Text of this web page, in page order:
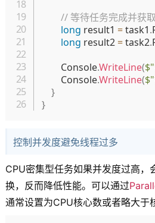
// 等待任务完成并获
long result1 = task1.
long result2 = task2.
        Console
.WriteLine(
        Console
.WriteLine(
}
}
控制并发度避免线程过多
CPU密集型任务如果并发度过高，
换，反而降低性能。可以通过
通常设置为CPU核心数或者略大于